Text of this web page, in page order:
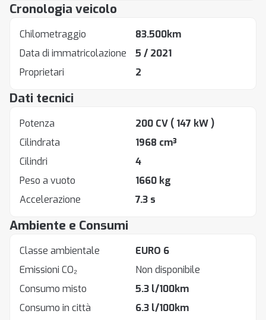
Cronologia veicolo
Chilometraggio
83.500km
Data di immatricolazione
5 / 2021
Proprietari
2
Dati tecnici
Potenza 200 CV ( 147 kW )
Cilindrata
1968 cm³
Cilindri
4
Peso a vuoto
1660 kg
Accelerazione
7.3 s
Ambiente e Consumi
Classe ambientale
EURO 6
Emissioni CO₂
Non disponibile
Consumo misto
5.3 l/100km
Consumo in città
6.3 l/100km